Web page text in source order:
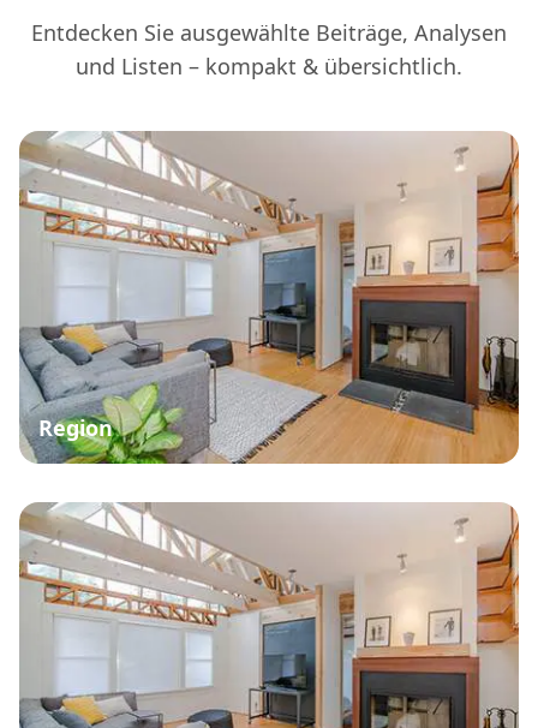
Entdecken Sie ausgewählte Beiträge, Analysen
und Listen – kompakt & übersichtlich.
Region